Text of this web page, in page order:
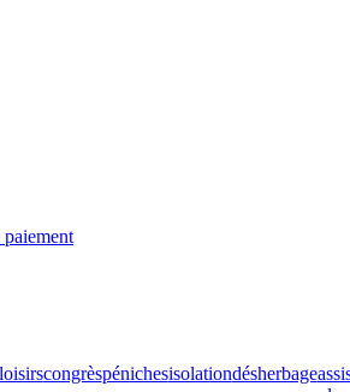
paiement
congrèspénichesisolationdésherbage